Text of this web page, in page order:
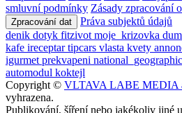
smluvní podmínky Zásady zpracování
Zpracování dat
Práva subjektů údajů
denik dotyk fitzivot moje_krizovka
kafe ireceptartipcars vlasta kvety
igurmet prekvapeni national_geographic
automodul koktejl
Copyright © VLTAVA LABE MEDIA
vyhrazena.
Publikování, šíření nebo jakékoliv jiné